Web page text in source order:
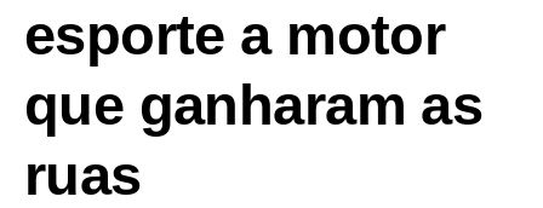
esporte a motor
que ganharam as
ruas